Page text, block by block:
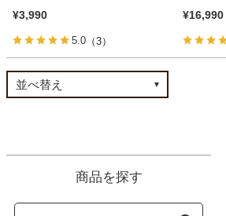
¥3,990
5.0 （3）
¥16,990
商品を探す